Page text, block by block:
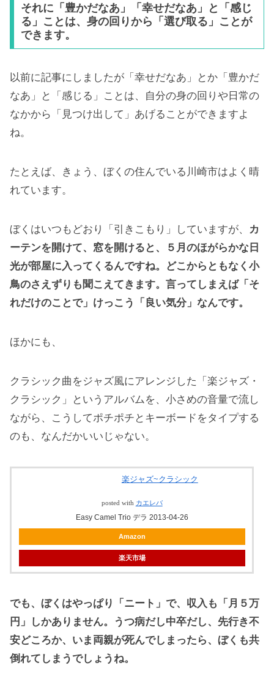
それに「豊かだなあ」「幸せだなあ」と「感じ
る」ことは、身の回りから「選び取る」ことが
できます。
以前に記事にしましたが「幸せだなあ」とか「豊かだ
なあ」と「感じる」ことは、自分の身の回りや日常の
なかから「見つけ出して」あげることができますよ
ね。
たとえば、きょう、ぼくの住んでいる川崎市はよく晴
れています。
ぼくはいつもどおり「引きこもり」していますが、
カ
ーテンを開けて、窓を開けると、５月のほがらかな日
光が部屋に入ってくるんですね。どこからともなく小
鳥のさえずりも聞こえてきます。言ってしまえば「そ
れだけのことで」けっこう「良い気分」なんです。
ほかにも、
クラシック曲をジャズ風にアレンジした「楽ジャズ・
クラシック」というアルバムを、小さめの音量で流し
ながら、こうしてポチポチとキーボードをタイプする
のも、なんだかいいじゃない。
楽ジャズ~クラシック
posted with カエレバ
Easy Camel Trio デラ 2013-04-26
Amazon
楽天市場
でも、ぼくはやっぱり「ニート」で、収入も「月５万
円」しかありません。うつ病だし中卒だし、先行き不
安どころか、いま両親が死んでしまったら、ぼくも共
倒れてしまうでしょうね。